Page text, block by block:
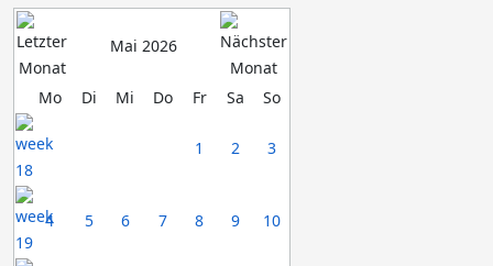
Mai 2026
Mo Di Mi Do Fr Sa So
1 2 3
4 5 6 7 8 9 10